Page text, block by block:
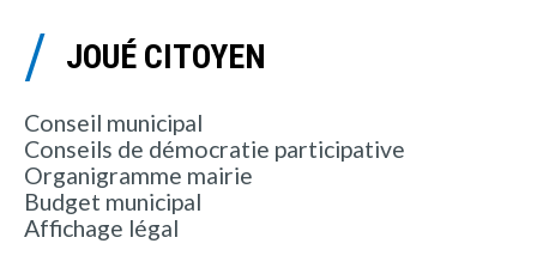
JOUÉ CITOYEN
Conseil municipal
Conseils de démocratie participative
Organigramme mairie
Budget municipal
Affichage légal